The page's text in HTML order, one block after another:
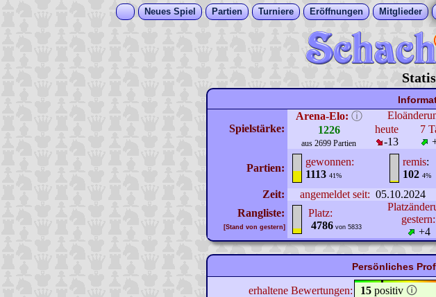
Neues Spiel Partien Turniere Eröffnungen Mitglieder
Spielstärke:
Arena-Elo: ⓘ
1226
aus 2699 Partien
heute
-13
7
Partien:
gewonnen:
1113 41%
remis:
102 4%
Zeit:
angemeldet seit: 05.10.2024
Rangliste:
[Stand von gestern]
Platz:
4786 von 5833
gestern:
+4
Persönliches
erhaltene Bewertungen: 15 positiv 🛈